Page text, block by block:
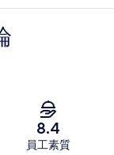
8.4
員工素質